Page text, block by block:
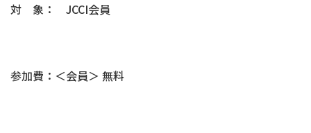
対 象： JCCI会員
参加費：＜会員＞ 無料